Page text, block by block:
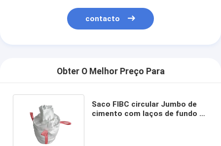
contacto
Obter O Melhor Preço Para
Saco FIBC circular Jumbo de
cimento com laços de fundo e